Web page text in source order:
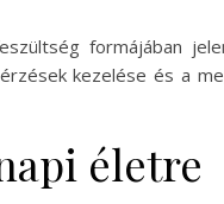
formájában
kezelése és a
életre